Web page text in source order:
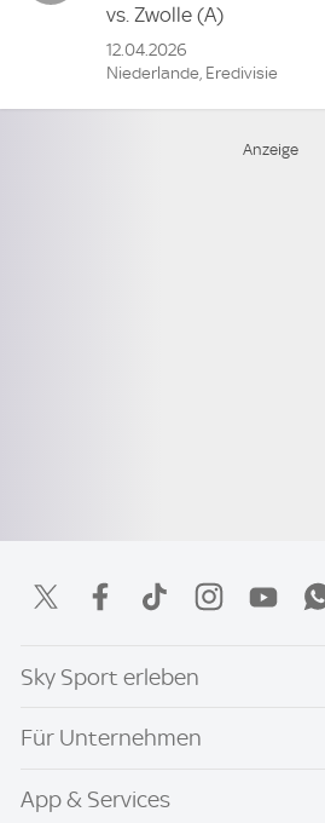
vs. Zwolle (A)
12.04.2026
Niederlande, Eredivisie
Sky Sport erleben
Für Unternehmen
App & Services